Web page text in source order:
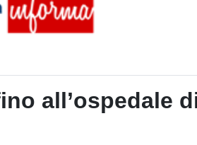
all’ospedale